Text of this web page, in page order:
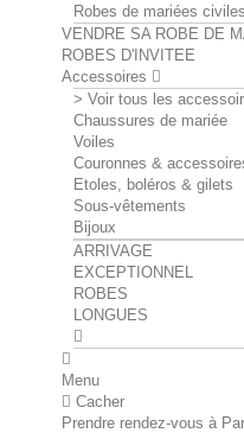
Robes de mariées
VENDRE SA ROBE DE
ROBES D'INVITEE
Accessoires
> Voir tous les
Chaussures de mariée
Voiles
Couronnes &
Etoles, boléros & gilets
Sous-vêtements
Bijoux
ARRIVAGE
EXCEPTIONNEL
ROBES
LONGUES
Menu
Cacher
Prendre rendez-vous à